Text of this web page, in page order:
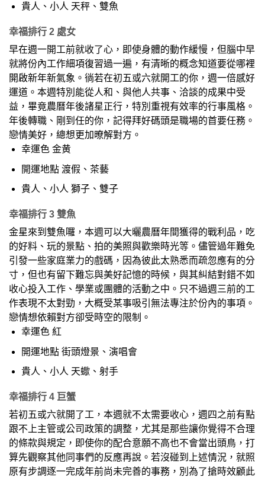
貴人、小人 天秤、雙魚
幸福排行 2 處女
早在週一開工前就收了心，即使身體的動作緩慢，但腦中早
就將份內工作細項復習過一遍，有清晰的概念知道要從哪裡
開啟新年新氣象。徜若在初五或六就開工的你，週一倍感好
運道。本週特別能從人和、與他人共事、洽談的成果中受
益，畢竟農曆年後諸星正行，特別重視有效率的行事風格。
年後轉職、剛到任的你，記得拜好碼頭是職場的首要任務。
戀情美好，總想更加暸解對方。
幸運色 金黄
開運地點 渡假、茶藝
貴人、小人 獅子、雙子
幸福排行 3 雙魚
金星來到雙魚囉，本週可以大曬農曆年間獲得的戰利品，吃
的好料、玩的景點、拍的美照與歡樂時光等。儘管過年難免
引發一些家庭業力的戲碼，因為彼此太熟悉而疏忽應有的分
寸，但也有留下難忘與美好記憶的時候，與其糾結對錯不如
收心投入工作、學業或團體的活動之中。只不過週三前的工
作表現不太對勁，大概受某事吸引無法專注於份內的事項。
戀情想依賴對方卻受時空的限制。
幸運色 紅
開運地點 街頭燈景、演唱會
貴人、小人 天蠍、射手
幸福排行 4 巨蟹
若初五或六就開了工，本週就不太需要收心，週四之前有點
跟不上主管或公司政策的調整，尤其是那些讓你覺得不合理
的條款與規定，即使你的配合意願不高也不會當出頭鳥，打
算先觀察其他同事們的反應再說。若沒碰到上述情況，就照
原有步調逐一完成年前尚未完善的事務，別為了搶時效顧此